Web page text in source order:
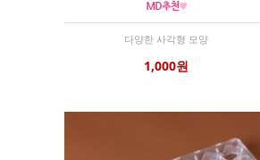
다양한 사각형 모양
1,000원